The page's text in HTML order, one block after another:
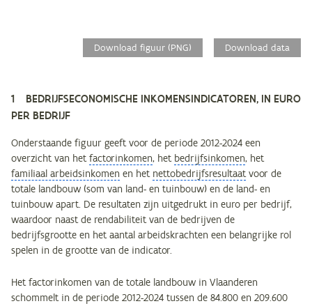
Download figuur (PNG) Download data
1 BEDRIJFSECONOMISCHE INKOMENSINDICATOREN, IN EURO
PER BEDRIJF
Onderstaande figuur geeft voor de periode 2012-2024 een
overzicht van hetfactorinkomen, het bedrijfsinkomen, het
familiaal arbeidsinkomen en het nettobedrijfsresultaatvoor de
totale landbouw (som van land- en tuinbouw) en de land- en
tuinbouw apart. De resultaten zijn uitgedrukt in euro per bedrijf,
waardoor naast de rendabiliteit van de bedrijven de
bedrijfsgrootte en het aantal arbeidskrachten een belangrijke rol
spelen in de grootte van de indicator.
Het factorinkomen van de totale landbouw in Vlaanderen
schommelt in de periode 2012-2024 tussen de 84.800 en 209.600